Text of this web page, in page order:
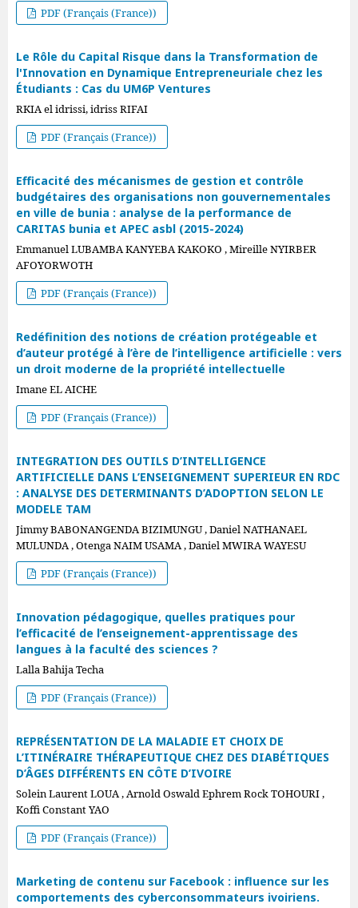
PDF (Français (France))
Le Rôle du Capital Risque dans la Transformation de
l'Innovation en Dynamique Entrepreneuriale chez les
Étudiants : Cas du UM6P Ventures
RKIA el idrissi, idriss RIFAI
PDF (Français (France))
Efficacité des mécanismes de gestion et contrôle
budgétaires des organisations non gouvernementales
en ville de bunia : analyse de la performance de
CARITAS bunia et APEC asbl (2015-2024)
Emmanuel LUBAMBA KANYEBA KAKOKO , Mireille NYIRBER
AFOYORWOTH
PDF (Français (France))
Redéfinition des notions de création protégeable et
d’auteur protégé à l’ère de l’intelligence artificielle : vers
un droit moderne de la propriété intellectuelle
Imane EL AICHE
PDF (Français (France))
INTEGRATION DES OUTILS D’INTELLIGENCE
ARTIFICIELLE DANS L’ENSEIGNEMENT SUPERIEUR EN RDC
: ANALYSE DES DETERMINANTS D’ADOPTION SELON LE
MODELE TAM
Jimmy BABONANGENDA BIZIMUNGU , Daniel NATHANAEL
MULUNDA , Otenga NAIM USAMA , Daniel MWIRA WAYESU
PDF (Français (France))
Innovation pédagogique, quelles pratiques pour
l’efficacité de l’enseignement-apprentissage des
langues à la faculté des sciences ?
Lalla Bahija Techa
PDF (Français (France))
REPRÉSENTATION DE LA MALADIE ET CHOIX DE
L’ITINÉRAIRE THÉRAPEUTIQUE CHEZ DES DIABÉTIQUES
D’ÂGES DIFFÉRENTS EN CÔTE D’IVOIRE
Solein Laurent LOUA , Arnold Oswald Ephrem Rock TOHOURI ,
Koffi Constant YAO
PDF (Français (France))
Marketing de contenu sur Facebook : influence sur les
comportements des cyberconsommateurs ivoiriens.